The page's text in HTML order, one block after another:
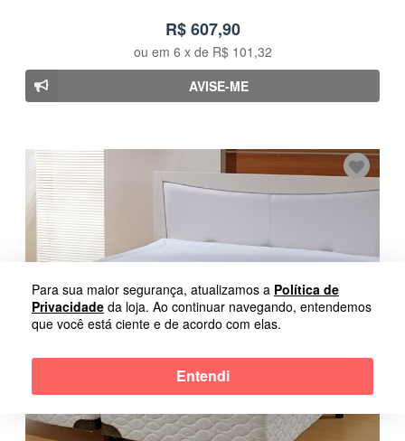
R$ 607,90
ou em 6 x de R$ 101,32
AVISE-ME
Para sua maior segurança, atualizamos a Política de
Privacidade da loja. Ao continuar navegando, entendemos
que você está ciente e de acordo com elas.
Entendi